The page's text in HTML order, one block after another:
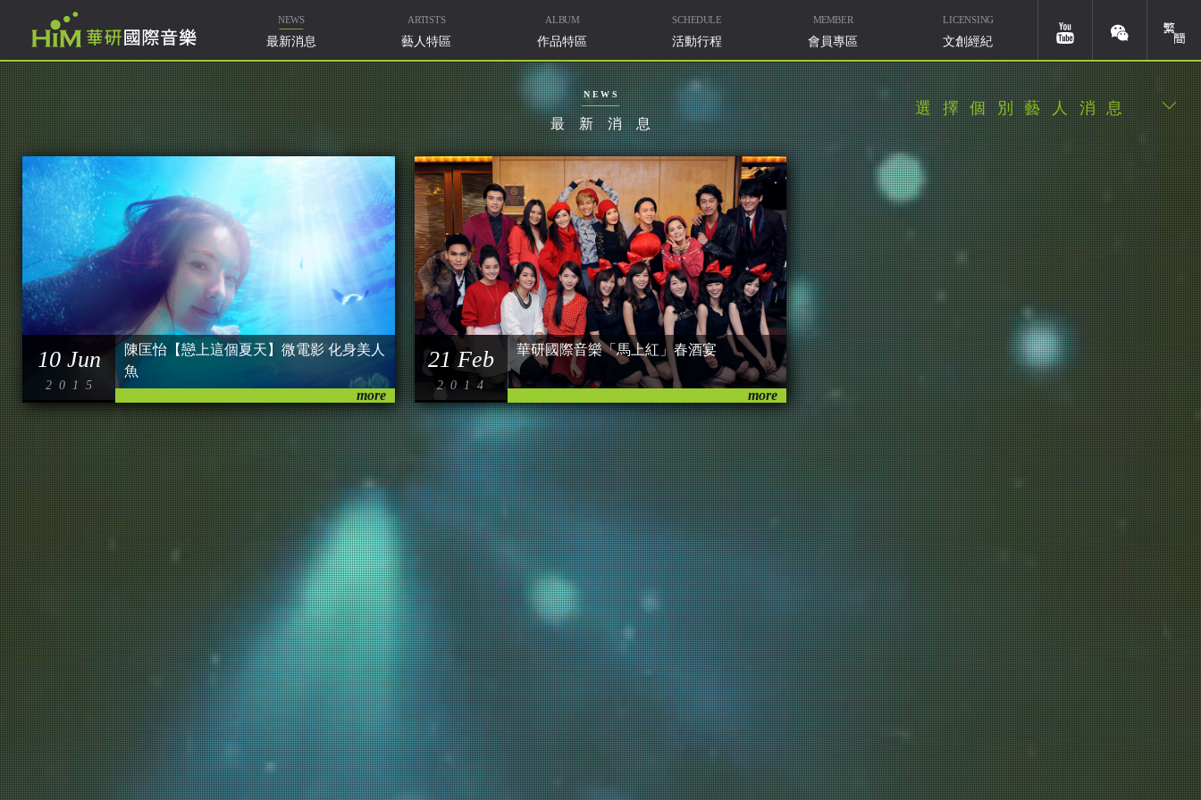
NEWS
最新消息
ARTISTS
藝人特區
ALBUM
作品特區
SCHEDULE
活動行程
MEMBER
會員專區
LICENSING
文創經紀
youtube weixin
華研國際音樂北京
微信ID：HIMMUSIC-BJ
簡體
最新消息
NEWS
10 Jun
2015
陳匡怡【戀上這個夏天】微電影 化身美人
魚
21 Feb
2014
華研國際音樂「馬上紅」春酒宴
選擇個別藝人消息